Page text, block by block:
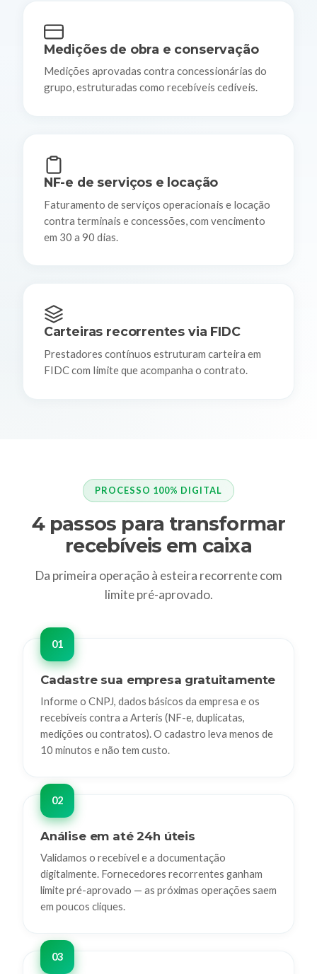
Medições de obra e conservação
Medições aprovadas contra concessionárias do
grupo, estruturadas como recebíveis cedíveis.
NF-e de serviços e locação
Faturamento de serviços operacionais e locação
contra terminais e concessões, com vencimento
em 30 a 90 dias.
Carteiras recorrentes via FIDC
Prestadores contínuos estruturam carteira em
FIDC com limite que acompanha o contrato.
PROCESSO 100% DIGITAL
4 passos para transformar
recebíveis em caixa
Da primeira operação à esteira recorrente com
limite pré-aprovado.
Cadastre sua empresa gratuitamente
Informe o CNPJ, dados básicos da empresa e os
recebíveis contra a Arteris (NF-e, duplicatas,
medições ou contratos). O cadastro leva menos de
10 minutos e não tem custo.
Análise em até 24h úteis
Validamos o recebível e a documentação
digitalmente. Fornecedores recorrentes ganham
limite pré-aprovado — as próximas operações saem
em poucos cliques.